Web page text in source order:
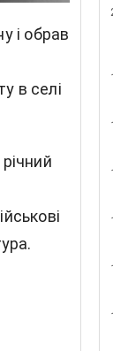
і обрав
в селі